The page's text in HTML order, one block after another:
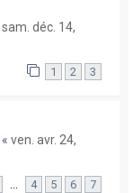
sam. déc. 14,
1 2 3
« ven. avr. 24,
… 4 5 6 7